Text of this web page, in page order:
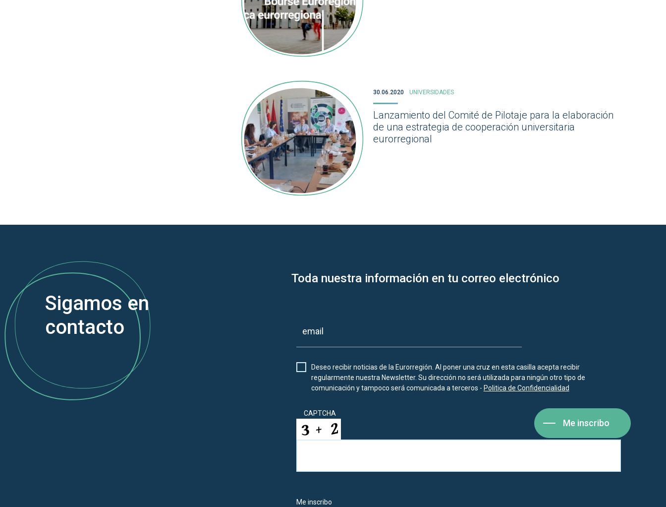
30.06.2020 UNIVERSIDADES
Lanzamiento del Comité de Pilotaje para la elaboración
de una estrategia de cooperación universitaria
eurorregional
Sigamos en
contacto
Toda nuestra información en tu correo electrónico
Deseo recibir noticias de la Eurorregión. Al poner una cruz en esta casilla acepta recibir
regularmente nuestra Newsletter. Su dirección no será utilizada para ningún otro tipo de
comunicación y tampoco será comunicada a terceros - Politica de Confidencialidad
CAPTCHA
Me inscribo
Me inscribo